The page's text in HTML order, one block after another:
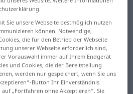
Handarbeit
Handball
Handbremse
Handbuch
Sie unsere Webseite bestmöglich nutzen
können. Notwendige,
die für den Betrieb der Webseite
unserer Webseite erforderlich sind,
Vorauswahl immer auf Ihrem Endgerät
und Cookies, die der Bereitstellung
werden nur gespeichert, wenn Sie uns
Button Ihr Einverständnis
auf „Fortfahren ohne Akzeptieren“. Sie